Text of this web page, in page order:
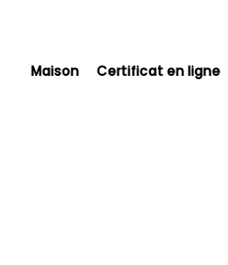
Maison Certificat en ligne